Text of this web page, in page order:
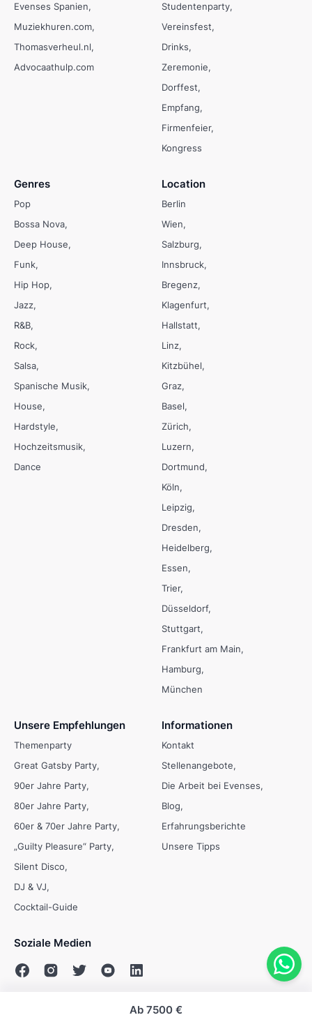
Ab 7500 €
Evenses Spanien
Muziekhuren.com
Thomasverheul.nl
Advocaathulp.com
Studentenparty
Vereinsfest
Drinks
Zeremonie
Dorffest
Empfang
Firmenfeier
Kongress
Genres
Pop
Bossa Nova
Deep House
Funk
Hip Hop
Jazz
R&B
Rock
Salsa
Spanische Musik
House
Hardstyle
Hochzeitsmusik
Dance
Location
Berlin
Wien
Salzburg
Innsbruck
Bregenz
Klagenfurt
Hallstatt
Linz
Kitzbühel
Graz
Basel
Zürich
Luzern
Dortmund
Köln
Leipzig
Dresden
Heidelberg
Essen
Trier
Düsseldorf
Stuttgart
Frankfurt am Main
Hamburg
München
Unsere Empfehlungen
Themenparty
Great Gatsby Party
90er Jahre Party
80er Jahre Party
60er & 70er Jahre Party
„Guilty Pleasure“ Party
Silent Disco
DJ & VJ
Cocktail-Guide
Informationen
Kontakt
Stellenangebote
Die Arbeit bei Evenses
Blog
Erfahrungsberichte
Unsere Tipps
Soziale Medien